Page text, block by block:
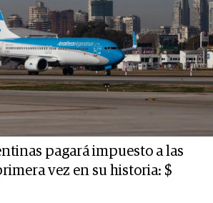
pagará impuesto a las
vez en su historia: $